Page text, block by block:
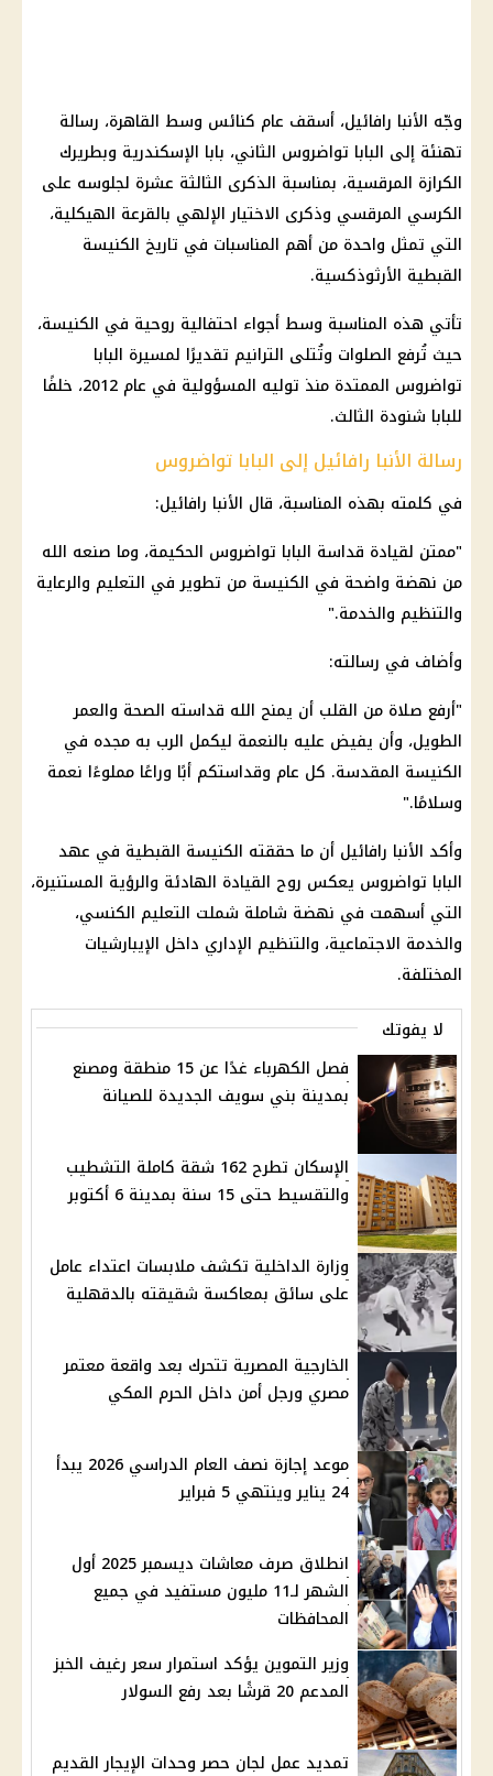
وجّه الأنبا رافائيل، أسقف عام كنائس وسط القاهرة، رسالة
تهنئة إلى البابا تواضروس الثاني، بابا الإسكندرية وبطريرك
الكرازة المرقسية، بمناسبة الذكرى الثالثة عشرة لجلوسه على
الكرسي المرقسي وذكرى الاختيار الإلهي بالقرعة الهيكلية،
التي تمثل واحدة من أهم المناسبات في تاريخ الكنيسة
القبطية الأرثوذكسية.
تأتي هذه المناسبة وسط أجواء احتفالية روحية في الكنيسة،
حيث تُرفع الصلوات وتُتلى الترانيم تقديرًا لمسيرة البابا
تواضروس
الممتدة منذ توليه المسؤولية في عام 2012، خلفًا
للبابا شنودة الثالث.
رسالة الأنبا رافائيل إلى البابا تواضروس
في كلمته بهذه المناسبة، قال الأنبا رافائيل:
"ممتن لقيادة قداسة البابا تواضروس الحكيمة، وما صنعه الله
من نهضة واضحة في الكنيسة من تطوير في التعليم والرعاية
والتنظيم والخدمة."
وأضاف في رسالته:
"أرفع صلاة من القلب أن يمنح الله قداسته الصحة والعمر
الطويل، وأن يفيض عليه بالنعمة ليكمل الرب به مجده في
الكنيسة المقدسة. كل عام وقداستكم أبًا وراعًا مملوءًا نعمة
وسلامًا."
وأكد الأنبا رافائيل أن ما حققته الكنيسة القبطية في عهد
البابا تواضروس يعكس روح القيادة الهادئة والرؤية المستنيرة،
التي أسهمت في نهضة شاملة شملت التعليم الكنسي،
والخدمة الاجتماعية، والتنظيم الإداري داخل الإيبارشيات
المختلفة.
لا يفوتك
فصل الكهرباء غدًا عن 15 منطقة ومصنع
بمدينة بني سويف الجديدة للصيانة
الإسكان تطرح 162 شقة كاملة التشطيب
والتقسيط حتى 15 سنة بمدينة 6 أكتوبر
وزارة الداخلية تكشف ملابسات اعتداء عامل
على سائق بمعاكسة شقيقته بالدقهلية
الخارجية المصرية تتحرك بعد واقعة معتمر
مصري ورجل أمن داخل الحرم المكي
موعد إجازة نصف العام الدراسي 2026 يبدأ
24 يناير وينتهي 5 فبراير
انطلاق صرف معاشات ديسمبر 2025 أول
الشهر لـ11 مليون مستفيد في جميع
المحافظات
وزير التموين يؤكد استمرار سعر رغيف الخبز
المدعم 20 قرشًا بعد رفع السولار
تمديد عمل لجان حصر وحدات الإيجار القديم